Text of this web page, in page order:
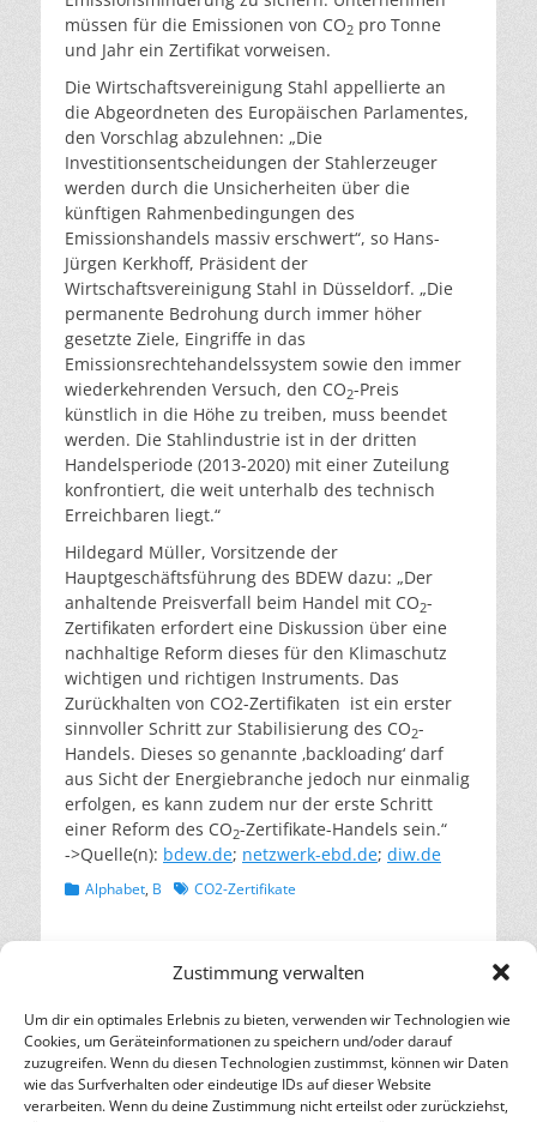
Zustimmung verwalten
Um dir ein optimales Erlebnis zu bieten, verwenden wir Technologien wie
Cookies, um Geräteinformationen zu speichern und/oder darauf
zuzugreifen. Wenn du diesen Technologien zustimmst, können wir Daten
wie das Surfverhalten oder eindeutige IDs auf dieser Website
verarbeiten. Wenn du deine Zustimmung nicht erteilst oder zurückziehst,
müssen für die Emissionen von CO2 pro Tonne
und Jahr ein Zertifikat vorweisen.
Die Wirtschaftsvereinigung Stahl appellierte an
die Abgeordneten des Europäischen Parlamentes,
den Vorschlag abzulehnen: „Die
Investitionsentscheidungen der Stahlerzeuger
werden durch die Unsicherheiten über die
künftigen Rahmenbedingungen des
Emissionshandels massiv erschwert“, so Hans-
Jürgen Kerkhoff, Präsident der
Wirtschaftsvereinigung Stahl in Düsseldorf. „Die
permanente Bedrohung durch immer höher
gesetzte Ziele, Eingriffe in das
Emissionsrechtehandelssystem sowie den immer
wiederkehrenden Versuch, den CO2-Preis
künstlich in die Höhe zu treiben, muss beendet
werden. Die Stahlindustrie ist in der dritten
Handelsperiode (2013-2020) mit einer Zuteilung
konfrontiert, die weit unterhalb des technisch
Erreichbaren liegt.“
Hildegard Müller, Vorsitzende der
Hauptgeschäftsführung des BDEW dazu: „Der
anhaltende Preisverfall beim Handel mit CO2-
Zertifikaten erfordert eine Diskussion über eine
nachhaltige Reform dieses für den Klimaschutz
wichtigen und richtigen Instruments. Das
Zurückhalten von CO2-Zertifikaten ist ein erster
sinnvoller Schritt zur Stabilisierung des CO2-
Handels. Dieses so genannte ‚backloading‘ darf
aus Sicht der Energiebranche jedoch nur einmalig
erfolgen, es kann zudem nur der erste Schritt
einer Reform des CO2-Zertifikate-Handels sein.“
->Quelle(n): bdew.de; netzwerk-ebd.de; diw.de
Kategorien
Alphabet, B Schlagworte
CO2-Zertifikate
Beitragsnavigation
← Vorheriger
Beitrag:
zweitgrößten PV- und
größten Windpark der
Welt
NächsterEuropa braucht
Verkehrswende mit
Biokraftstoffen